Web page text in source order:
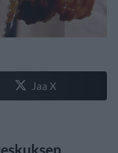
Jaa X